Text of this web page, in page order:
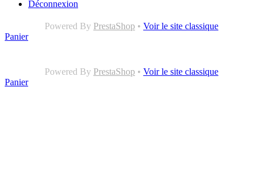
Déconnexion
Powered By PrestaShop • Voir le site classique
Panier
Powered By PrestaShop • Voir le site classique
Panier